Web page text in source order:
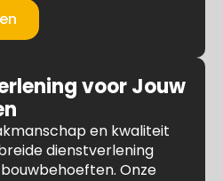
voor Jouw
en kwaliteit
dienstverlening
Onze